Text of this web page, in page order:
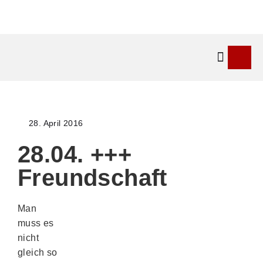
28. April 2016
28.04. +++
Freundschaft
Man
muss es
nicht
gleich so